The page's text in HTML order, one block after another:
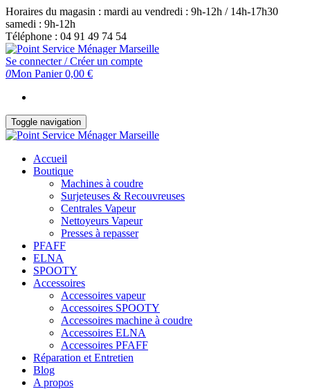
Skip
to
the
content
Horaires du magasin : mardi au vendredi : 9h-12h / 14h-17h30
samedi : 9h-12h
Téléphone : 04 91 49 74 54
Se connecter / Créer un compte
0Mon Panier0,00 €
Toggle navigation
Accueil
Boutique
Machines à coudre
Surjeteuses & Recouvreuses
Centrales Vapeur
Nettoyeurs Vapeur
Presses à repasser
PFAFF
ELNA
SPOOTY
Accessoires
Accessoires vapeur
Accessoires SPOOTY
Accessoires machine à coudre
Accessoires ELNA
Accessoires PFAFF
Réparation et Entretien
Blog
A propos